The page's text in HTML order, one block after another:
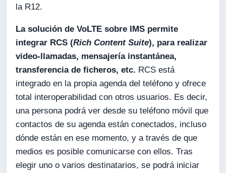
la R12.
La solución de VoLTE sobre IMS permite
integrar RCS (Rich Content Suite), para realizar
video-llamadas, mensajería instantánea,
transferencia de ficheros, etc. RCS está
integrado en la propia agenda del teléfono y ofrece
total interoperabilidad con otros usuarios. Es decir,
una persona podrá ver desde su teléfono móvil que
contactos de su agenda están conectados, incluso
dónde están en ese momento, y a través de que
medios es posible comunicarse con ellos. Tras
elegir uno o varios destinatarios, se podrá iniciar